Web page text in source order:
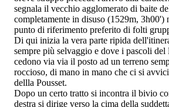
segnala il vecchio agglomerato di baite
completamente in disuso (1529m, 3h00')
punto di riferimento preferito di folti
Di qui inizia la vera parte ripida
sempre più selvaggio e dove i pascoli del
cedono via via il posto ad un terreno
roccioso, di mano in mano che ci si
dellla Pousset.
Dopo un certo tratto si incontra il bivio
destra si dirige verso la cima della